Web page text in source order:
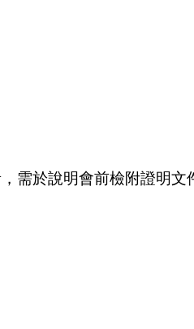
需於說明會前檢附證明文